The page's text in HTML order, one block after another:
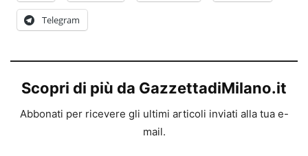
Telegram
Scopri di più da GazzettadiMilano.it
Abbonati per ricevere gli ultimi articoli inviati alla tua e-
mail.